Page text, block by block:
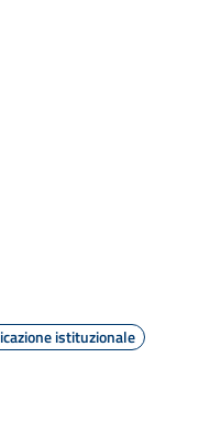
istituzionale